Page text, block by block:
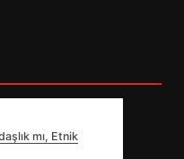
mı, Etnik